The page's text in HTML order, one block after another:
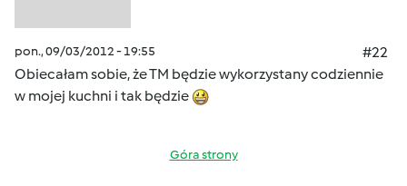
pon., 09/03/2012 - 19:55
#22
Obiecałam sobie, że TM będzie wykorzystany codziennie
w mojej kuchni i tak będzie
Góra strony